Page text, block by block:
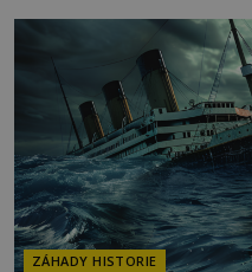
zmizelo pět mužů? Únor 1979. Na havajském
ostrově Maui je nádhe
ZÁHADY HISTORIE